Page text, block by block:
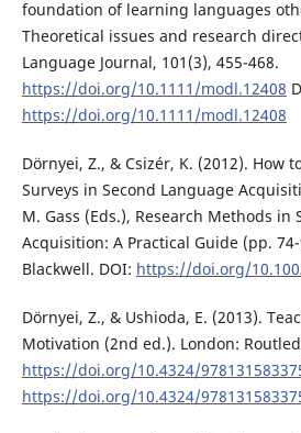
foundation of learning languages
Theoretical issues and research
Language Journal, 101(3), 455-468.
https://doi.org/10.1111/modl.12408
https://doi.org/10.1111/modl.12408
Dörnyei, Z., & Csizér, K. (2012). How
Surveys in Second Language
M. Gass (Eds.), Research Methods in
Acquisition: A Practical Guide (pp.
Blackwell. DOI: https://doi.org/
Dörnyei, Z., & Ushioda, E. (2013).
Motivation (2nd ed.). London:
https://doi.org/10.4324/
https://doi.org/10.4324/